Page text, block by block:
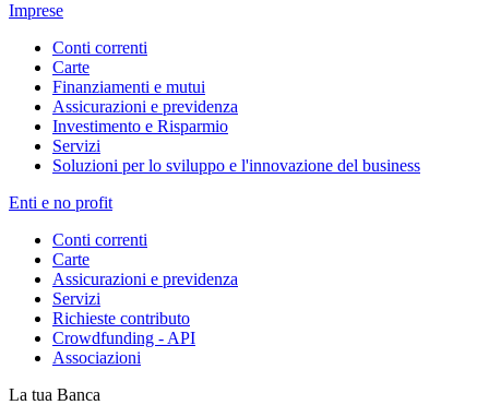
Imprese
Conti correnti
Carte
Finanziamenti e mutui
Assicurazioni e previdenza
Investimento e Risparmio
Servizi
Soluzioni per lo sviluppo e l'innovazione del business
Enti e no profit
Conti correnti
Carte
Assicurazioni e previdenza
Servizi
Richieste contributo
Crowdfunding - API
Associazioni
La tua Banca